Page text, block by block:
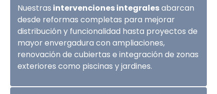
Nuestras intervenciones integralesabarcan
desde reformas completas para mejorar
distribución y funcionalidad hasta proyectos de
mayor envergadura con ampliaciones,
renovación de cubiertas e integración de zonas
exteriores como piscinas y jardines.